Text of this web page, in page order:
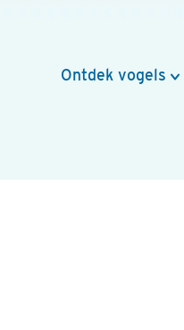
Ontdek vogels